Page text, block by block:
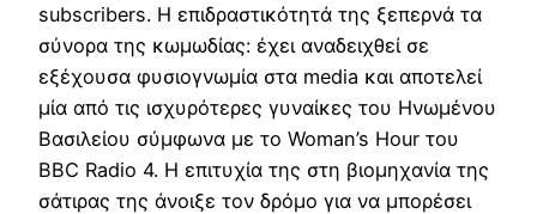
subscribers. Η επιδραστικότητά της ξεπερνά τα
σύνορα της κωμωδίας: έχει αναδειχθεί σε
εξέχουσα φυσιογνωμία στα media και αποτελεί
μία από τις ισχυρότερες γυναίκες του Ηνωμένου
Βασιλείου σύμφωνα με το Woman’s Hour του
BBC Radio 4. Η επιτυχία της στη βιομηχανία της
σάτιρας της άνοιξε τον δρόμο για να μπορέσει